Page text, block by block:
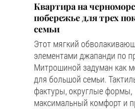
Квартира на
побережье для трех
семьи
Этот мягкий
элементами джапанди по
Митрошиной задуман как
для большой семьи.
фактуры, округлые формы,
максимальный комфорт и